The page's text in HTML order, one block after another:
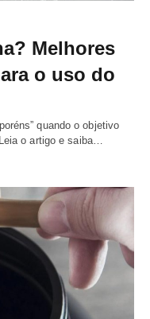
Melhores
o uso do
quando o objetivo
o artigo e saiba…